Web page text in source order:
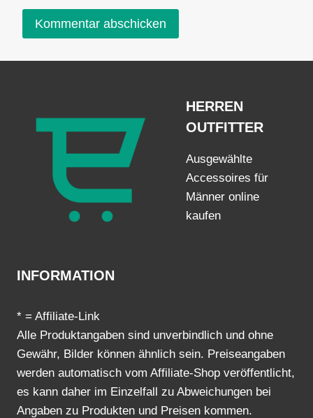
HERREN
OUTFITTER
Ausgewählte
Accessoires für
Männer online
kaufen
INFORMATION
* = Affiliate-Link
Alle Produktangaben sind unverbindlich und ohne
Gewähr, Bilder können ähnlich sein. Preiseangaben
werden automatisch vom Affiliate-Shop veröffentlicht,
es kann daher im Einzelfall zu Abweichungen bei
Angaben zu Produkten und Preisen kommen.